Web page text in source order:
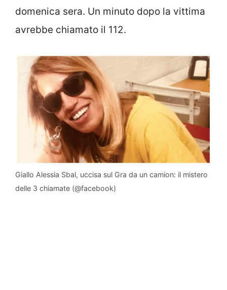
domenica sera. Un minuto dopo la vittima
avrebbe chiamato il 112.
Giallo Alessia Sbal, uccisa sul Gra da un camion: il mistero
delle 3 chiamate (@facebook)